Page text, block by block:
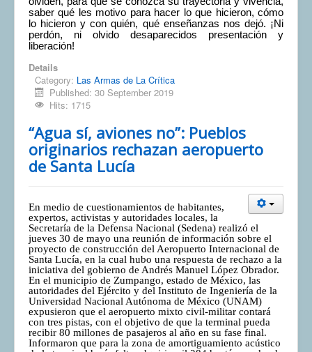
saber qué les motivo para hacer lo que hicieron, cómo
lo hicieron y con quién, qué enseñanzas nos dejó. ¡Ni
perdón, ni olvido desaparecidos presentación y
liberación!
Details
Category: Las Armas de La Crítica
Published: 30 September 2019
Hits: 1715
“Agua sí, aviones no”: Pueblos
originarios rechazan aeropuerto
de Santa Lucía
En medio de cuestionamientos de habitantes,
expertos, activistas y autoridades locales, la
Secretaría de la Defensa Nacional (Sedena) realizó el
jueves 30 de mayo una reunión de información sobre el
proyecto de construcción del Aeropuerto Internacional de
Santa Lucía, en la cual hubo una respuesta de rechazo a la
iniciativa del gobierno de Andrés Manuel López Obrador.
En el municipio de Zumpango, estado de México, las
autoridades del Ejército y del Instituto de Ingeniería de la
Universidad Nacional Autónoma de México (UNAM)
expusieron que el aeropuerto mixto civil-militar contará
con tres pistas, con el objetivo de que la terminal pueda
recibir 80 millones de pasajeros al año en su fase final.
Informaron que para la zona de amortiguamiento acústico